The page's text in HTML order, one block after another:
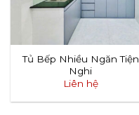
Tủ Bếp Nhiều Ngăn Tiện
Nghi
Liên hệ